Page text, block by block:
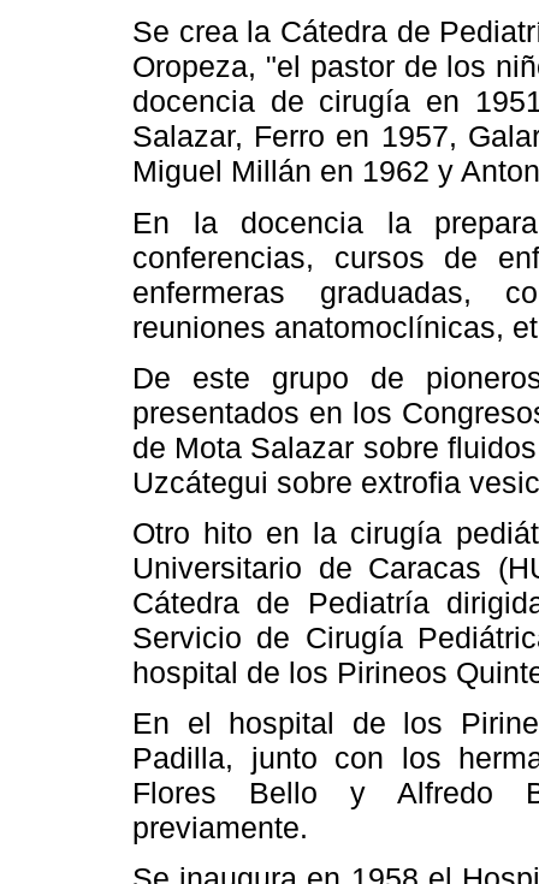
Se crea la Cátedra de
Oropeza, "el pastor de los
docencia de cirugía en
Salazar, Ferro en 1957,
Miguel Millán en 1962 y
En la docencia la
conferencias, cursos de
enfermeras graduadas,
reuniones anatomoclínicas,
De este grupo de
presentados en los
de Mota Salazar sobre
Uzcátegui sobre extrofia
Otro hito en la cirugía
Universitario de Caracas
Cátedra de Pediatría
Servicio de Cirugía
hospital de los Pirineos
En el hospital de los
Padilla, junto con los
Flores Bello y Alfredo
previamente.